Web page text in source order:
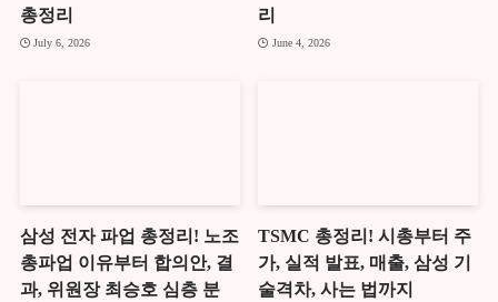
총정리
July 6, 2026
리
June 4, 2026
삼성 전자 파업 총정리! 노조
총파업 이유부터 합의안, 결
과, 위원장 최승호 심층 분
TSMC 총정리! 시총부터 주
가, 실적 발표, 매출, 삼성 기
술격차, 사는 법까지